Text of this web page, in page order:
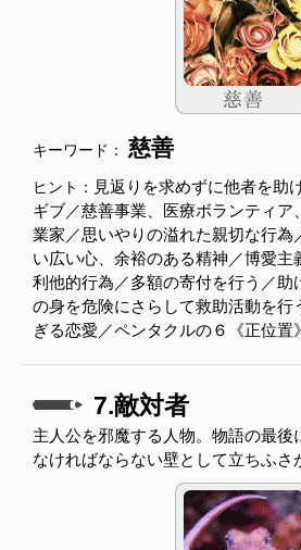
キーワード： 慈善
ヒント： 見返りを求めずに他者を助
ギブ／慈善事業、医療ボランティア
業家／思いやりの溢れた親切な行為
い広い心、余裕のある精神／博愛主
利他的行為／多額の寄付を行う／助
の身を危険にさらして救助活動を行
ぎる恋愛／ペンタクルの６《正位置》
7.敵対者
主人公を邪魔する人物。物語の最後
なければならない壁として立ちふさ